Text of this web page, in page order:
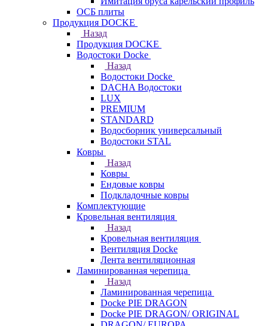
ОСБ плиты
Продукция DOCKE
Назад
Продукция DOCKE
Водостоки Docke
Назад
Водостоки Docke
DACHA Водостоки
LUX
PREMIUM
STANDARD
Водосборник универсальный
Водостоки STAL
Ковры
Назад
Ковры
Ендовые ковры
Подкладочные ковры
Комплектующие
Кровельная вентиляция
Назад
Кровельная вентиляция
Вентиляция Docke
Лента вентиляционная
Ламинированная черепица
Назад
Ламинированная черепица
Docke PIE DRAGON
Docke PIE DRAGON/ ORIGINAL